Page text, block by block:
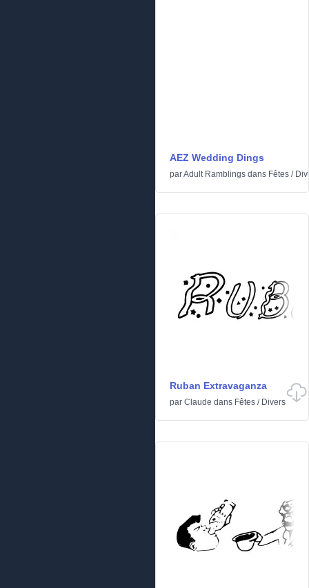
AEZ Wedding Dings
parAdult Ramblings dans Fêtes /
Ruban Extravaganza
par Claude dans Fêtes / Divers